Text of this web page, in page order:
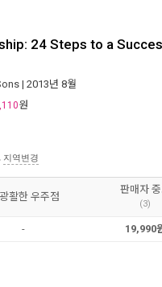
24 Steps to a
| 2013년 8월
원
지역변경
활한 우주점
판매자
(3)
- 19,990